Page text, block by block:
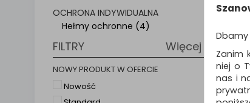
OCHRONA INDYWIDUALNA
Hełmy ochronne (4)
FILTRY Więcej
NOWY PRODUKT W OFERCIE
Nowość
Zanim
niej o
nas i